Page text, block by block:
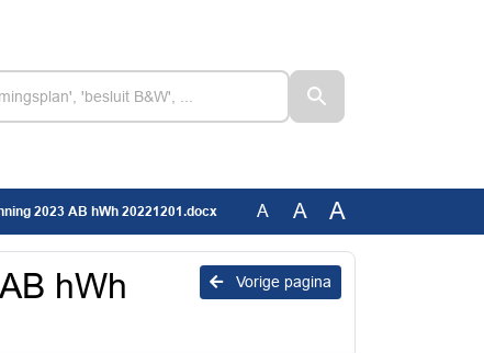
2023 AB hWh 20221201.docx A A A
Vorige pagina
hWh